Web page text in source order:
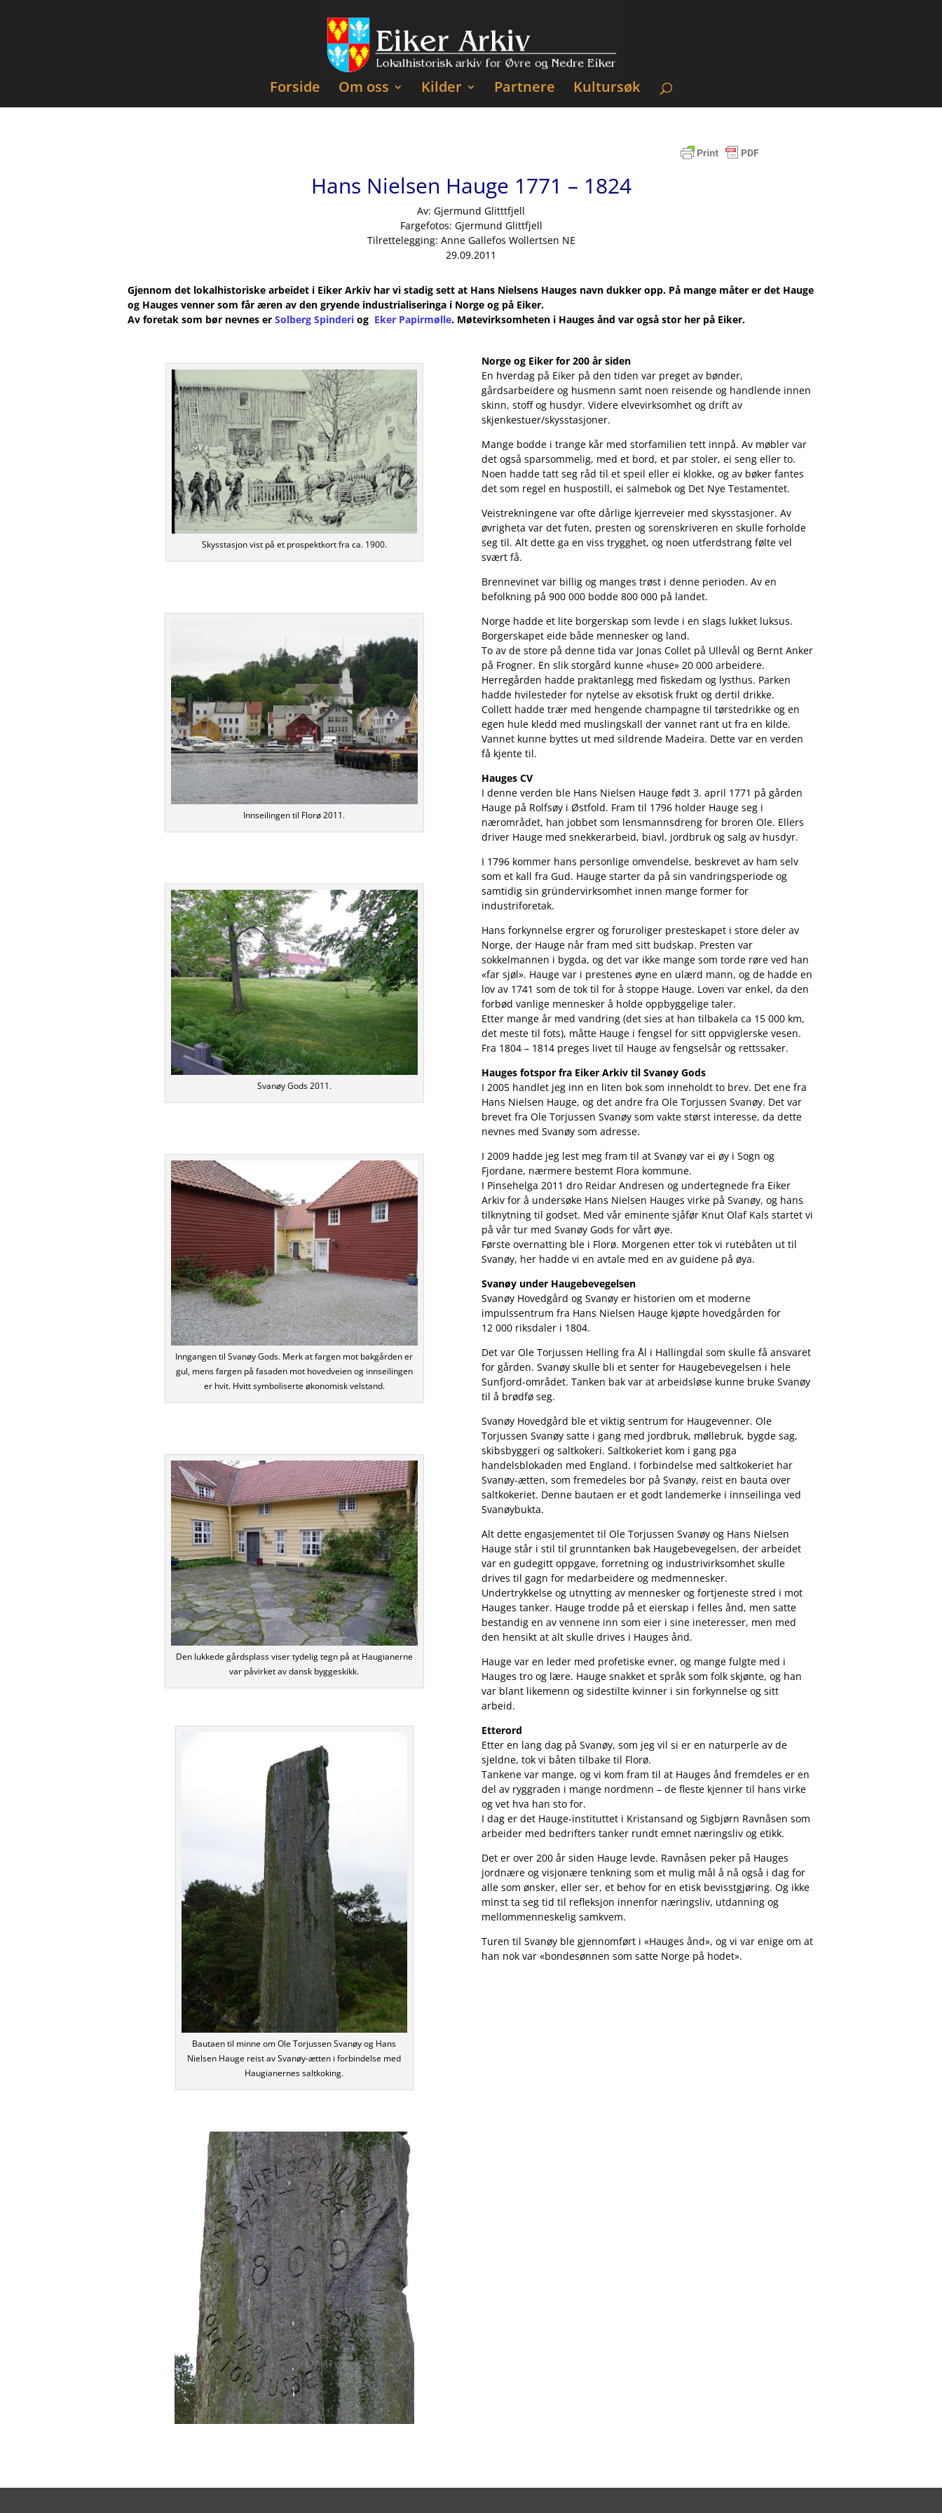
Forside Om oss Kilder Partnere Kultursøk
Hans Nielsen Hauge 1771 – 1824
Av: Gjermund Glitttfjell
Fargefotos: Gjermund Glittfjell
Tilrettelegging: Anne Gallefos Wollertsen NE
29.09.2011
Gjennom det lokalhistoriske arbeidet i Eiker Arkiv har vi stadig sett at Hans Nielsens Hauges navn dukker opp. På mange måter er det Hauge
og Hauges venner som får æren av den gryende industrialiseringa i Norge og på Eiker.
Av foretak som bør nevnes er Solberg Spinderi og Eker Papirmølle. Møtevirksomheten i Hauges ånd var også stor her på Eiker.
Skysstasjon vist på et prospektkort fra ca. 1900.
Innseilingen til Florø 2011.
Svanøy Gods 2011.
Inngangen til Svanøy Gods. Merk at fargen mot bakgården er
gul, mens fargen på fasaden mot hovedveien og innseilingen
er hvit. Hvitt symboliserte økonomisk velstand.
Den lukkede gårdsplass viser tydelig tegn på at Haugianerne
var påvirket av dansk byggeskikk.
Bautaen til minne om Ole Torjussen Svanøy og Hans
Nielsen Hauge reist av Svanøy-ætten i forbindelse med
Haugianernes saltkoking.
Norge og Eiker for 200 år siden
En hverdag på Eiker på den tiden var preget av bønder,
gårdsarbeidere og husmenn samt noen reisende og handlende innen
skinn, stoff og husdyr. Videre elvevirksomhet og drift av
skjenkestuer/skysstasjoner.
Mange bodde i trange kår med storfamilien tett innpå. Av møbler var
det også sparsommelig, med et bord, et par stoler, ei seng eller to.
Noen hadde tatt seg råd til et speil eller ei klokke, og av bøker fantes
det som regel en huspostill, ei salmebok og Det Nye Testamentet.
Veistrekningene var ofte dårlige kjerreveier med skysstasjoner. Av
øvrigheta var det futen, presten og sorenskriveren en skulle forholde
seg til. Alt dette ga en viss trygghet, og noen utferdstrang følte vel
svært få.
Brennevinet var billig og manges trøst i denne perioden. Av en
befolkning på 900 000 bodde 800 000 på landet.
Norge hadde et lite borgerskap som levde i en slags lukket luksus.
Borgerskapet eide både mennesker og land.
To av de store på denne tida var Jonas Collet på Ullevål og Bernt Anker
på Frogner. En slik storgård kunne «huse» 20 000 arbeidere.
Herregården hadde praktanlegg med fiskedam og lysthus. Parken
hadde hvilesteder for nytelse av eksotisk frukt og dertil drikke.
Collett hadde trær med hengende champagne til tørstedrikke og en
egen hule kledd med muslingskall der vannet rant ut fra en kilde.
Vannet kunne byttes ut med sildrende Madeira. Dette var en verden
få kjente til.
Hauges CV
I denne verden ble Hans Nielsen Hauge født 3. april 1771 på gården
Hauge på Rolfsøy i Østfold. Fram til 1796 holder Hauge seg i
nærområdet, han jobbet som lensmannsdreng for broren Ole. Ellers
driver Hauge med snekkerarbeid, biavl, jordbruk og salg av husdyr.
I 1796 kommer hans personlige omvendelse, beskrevet av ham selv
som et kall fra Gud. Hauge starter da på sin vandringsperiode og
samtidig sin gründervirksomhet innen mange former for
industriforetak.
Hans forkynnelse ergrer og foruroliger presteskapet i store deler av
Norge, der Hauge når fram med sitt budskap. Presten var
sokkelmannen i bygda, og det var ikke mange som torde røre ved han
«far sjøl». Hauge var i prestenes øyne en ulærd mann, og de hadde en
lov av 1741 som de tok til for å stoppe Hauge. Loven var enkel, da den
forbød vanlige mennesker å holde oppbyggelige taler.
Etter mange år med vandring (det sies at han tilbakela ca 15 000 km,
det meste til fots), måtte Hauge i fengsel for sitt oppviglerske vesen.
Fra 1804 – 1814 preges livet til Hauge av fengselsår og rettssaker.
Hauges fotspor fra Eiker Arkiv til Svanøy Gods
I 2005 handlet jeg inn en liten bok som inneholdt to brev. Det ene fra
Hans Nielsen Hauge, og det andre fra Ole Torjussen Svanøy. Det var
brevet fra Ole Torjussen Svanøy som vakte størst interesse, da dette
nevnes med Svanøy som adresse.
I 2009 hadde jeg lest meg fram til at Svanøy var ei øy i Sogn og
Fjordane, nærmere bestemt Flora kommune.
I Pinsehelga 2011 dro Reidar Andresen og undertegnede fra Eiker
Arkiv for å undersøke Hans Nielsen Hauges virke på Svanøy, og hans
tilknytning til godset. Med vår eminente sjåfør Knut Olaf Kals startet vi
på vår tur med Svanøy Gods for vårt øye.
Første overnatting ble i Florø. Morgenen etter tok vi rutebåten ut til
Svanøy, her hadde vi en avtale med en av guidene på øya.
Svanøy under Haugebevegelsen
Svanøy Hovedgård og Svanøy er historien om et moderne
impulssentrum fra Hans Nielsen Hauge kjøpte hovedgården for
12 000 riksdaler i 1804.
Det var Ole Torjussen Helling fra Ål i Hallingdal som skulle få ansvaret
for gården. Svanøy skulle bli et senter for Haugebevegelsen i hele
Sunfjord-området. Tanken bak var at arbeidsløse kunne bruke Svanøy
til å brødfø seg.
Svanøy Hovedgård ble et viktig sentrum for Haugevenner. Ole
Torjussen Svanøy satte i gang med jordbruk, møllebruk, bygde sag,
skibsbyggeri og saltkokeri. Saltkokeriet kom i gang pga
handelsblokaden med England. I forbindelse med saltkokeriet har
Svanøy-ætten, som fremedeles bor på Svanøy, reist en bauta over
saltkokeriet. Denne bautaen er et godt landemerke i innseilinga ved
Svanøybukta.
Alt dette engasjementet til Ole Torjussen Svanøy og Hans Nielsen
Hauge står i stil til grunntanken bak Haugebevegelsen, der arbeidet
var en gudegitt oppgave, forretning og industrivirksomhet skulle
drives til gagn for medarbeidere og medmennesker.
Undertrykkelse og utnytting av mennesker og fortjeneste stred i mot
Hauges tanker. Hauge trodde på et eierskap i felles ånd, men satte
bestandig en av vennene inn som eier i sine ineteresser, men med
den hensikt at alt skulle drives i Hauges ånd.
Hauge var en leder med profetiske evner, og mange fulgte med i
Hauges tro og lære. Hauge snakket et språk som folk skjønte, og han
var blant likemenn og sidestilte kvinner i sin forkynnelse og sitt
arbeid.
Etterord
Etter en lang dag på Svanøy, som jeg vil si er en naturperle av de
sjeldne, tok vi båten tilbake til Florø.
Tankene var mange, og vi kom fram til at Hauges ånd fremdeles er en
del av ryggraden i mange nordmenn – de fleste kjenner til hans virke
og vet hva han sto for.
I dag er det Hauge-instituttet i Kristansand og Sigbjørn Ravnåsen som
arbeider med bedrifters tanker rundt emnet næringsliv og etikk.
Det er over 200 år siden Hauge levde. Ravnåsen peker på Hauges
jordnære og visjonære tenkning som et mulig mål å nå også i dag for
alle som ønsker, eller ser, et behov for en etisk bevisstgjøring. Og ikke
minst ta seg tid til refleksjon innenfor næringsliv, utdanning og
mellommenneskelig samkvem.
Turen til Svanøy ble gjennomført i «Hauges ånd», og vi var enige om at
han nok var «bondesønnen som satte Norge på hodet».